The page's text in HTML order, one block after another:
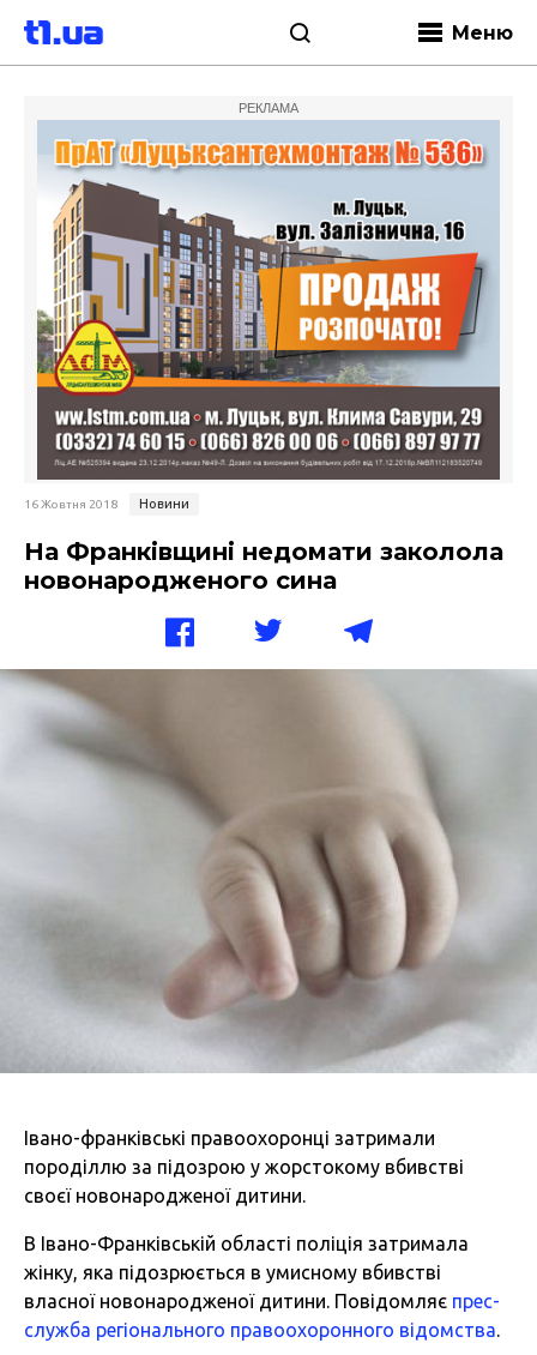
Меню
РЕКЛАМА
16 Жовтня 2018 Новини
На Франківщині недомати заколола
новонародженого сина
Івано-франківські правоохоронці затримали
породіллю за підозрою у жорстокому вбивстві
своєї новонародженої дитини.
В Івано-Франківській області поліція затримала
жінку, яка підозрюється в умисному вбивстві
власної новонародженої дитини. Повідомляє прес-
служба регіонального правоохоронного відомства.